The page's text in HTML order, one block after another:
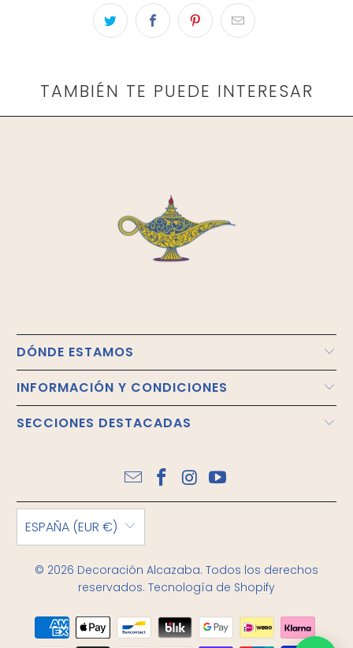
TAMBIÉN TE PUEDE INTERESAR
DÓNDE ESTAMOS
INFORMACIÓN Y CONDICIONES
SECCIONES DESTACADAS
ESPAÑA (EUR €)
© 2026 Decoración Alcazaba. Todos los derechos
reservados. Tecnología de Shopify